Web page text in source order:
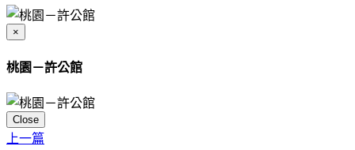
×
桃園－許公館
Close
上一篇